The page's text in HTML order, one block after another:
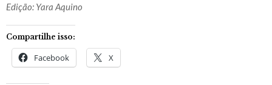
Edição: Yara Aquino
Compartilhe isso:
Facebook X